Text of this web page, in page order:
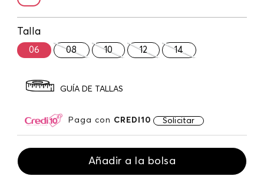
Talla
06 08 10 12 14
GUÍA DE TALLAS
Paga con CREDI10 Solicitar
Añadir a la bolsa